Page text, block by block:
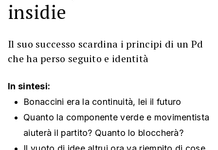
insidie
Il suo successo scardina i principi di un Pd
che ha perso seguito e identità
In sintesi:
Bonaccini era la continuità, lei il futuro
Quanto la componente verde e movimentista
aiuterà il partito? Quanto lo bloccherà?